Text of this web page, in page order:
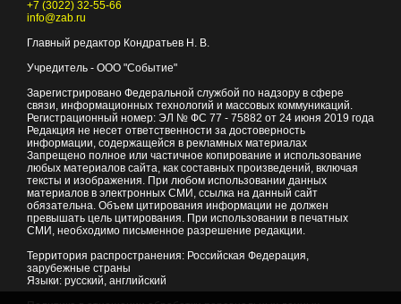
+7 (3022) 32-55-66
info@zab.ru
Главный редактор Кондратьев Н. В.
Учредитель - ООО "Событие"
Зарегистрировано Федеральной службой по надзору в сфере
связи, информационных технологий и массовых коммуникаций.
Регистрационный номер: ЭЛ № ФС 77 - 75882 от 24 июня 2019 года
Редакция не несет ответственности за достоверность
информации, содержащейся в рекламных материалах
Запрещено полное или частичное копирование и использование
любых материалов сайта, как составных произведений, включая
тексты и изображения. При любом использовании данных
материалов в электронных СМИ, ссылка на данный сайт
обязательна. Объем цитирования информации не должен
превышать цель цитирования. При использовании в печатных
СМИ, необходимо письменное разрешение редакции.
Территория распространения: Российская Федерация,
зарубежные страны
Языки: русский, английский